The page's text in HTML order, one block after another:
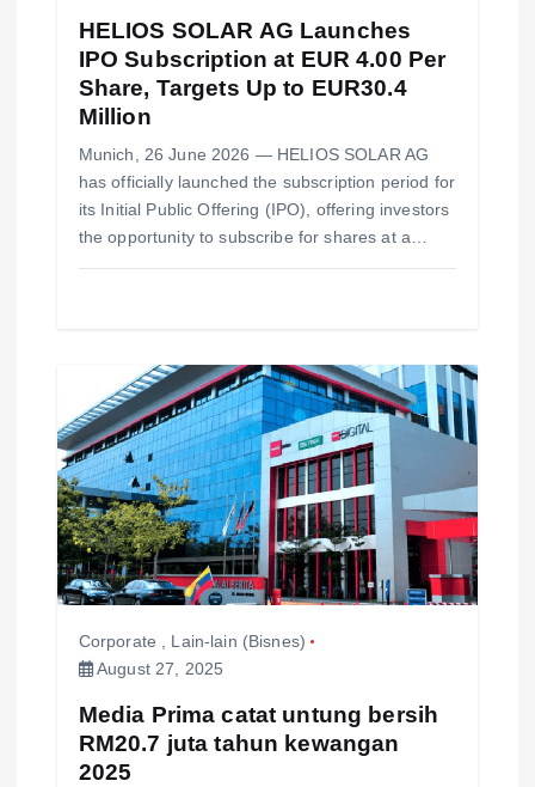
HELIOS SOLAR AG Launches
IPO Subscription at EUR 4.00 Per
Share, Targets Up to EUR30.4
Million
Munich, 26 June 2026 — HELIOS SOLAR AG
has officially launched the subscription period for
its Initial Public Offering (IPO), offering investors
the opportunity to subscribe for shares at a…
Corporate , Lain-lain (Bisnes)
August 27, 2025
Media Prima catat untung bersih
RM20.7 juta tahun kewangan
2025